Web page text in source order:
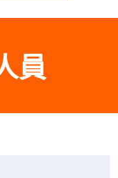
員